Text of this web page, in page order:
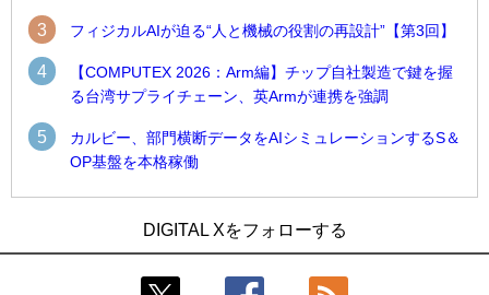
3 フィジカルAIが迫る“人と機械の役割の再設計”【第3回】
4
【COMPUTEX 2026：Arm編】チップ自社製造で鍵を握
る台湾サプライチェーン、英Armが連携を強調
5
カルビー、部門横断データをAIシミュレーションするS＆
OP基盤を本格稼働
製造業の現場の暗黙知を組織横断で活用するためのナレッジ
合基盤を本格稼働
鹿島建設、鋼管柱へのコンクリート充填時の異常を検出する
DIGITAL Xをフォローする